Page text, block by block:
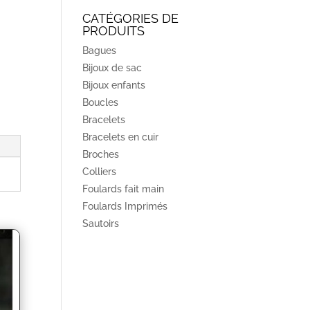
CATÉGORIES DE
PRODUITS
Bagues
Bijoux de sac
Bijoux enfants
Boucles
Bracelets
Bracelets en cuir
Broches
Colliers
Foulards fait main
Foulards Imprimés
Sautoirs